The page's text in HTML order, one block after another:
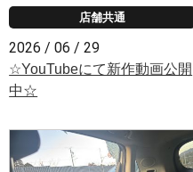
店舗共通
2026 / 06 / 29
☆YouTubeにて新作動画公開
中☆